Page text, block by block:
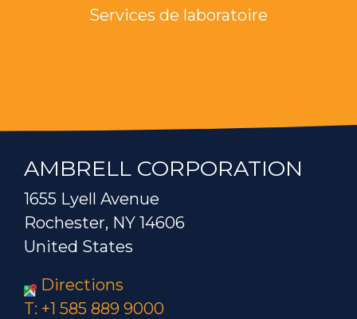
Services de laboratoire
AMBRELL CORPORATION
1655 Lyell Avenue
Rochester, NY 14606
United States
Directions
T: +1 585 889 9000